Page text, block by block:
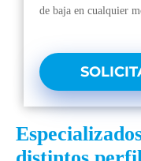
de baja en cualquier